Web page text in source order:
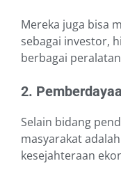
Mereka juga bisa
sebagai investor,
berbagai
2.
Selain bidang
masyarakat
kesejahteraan